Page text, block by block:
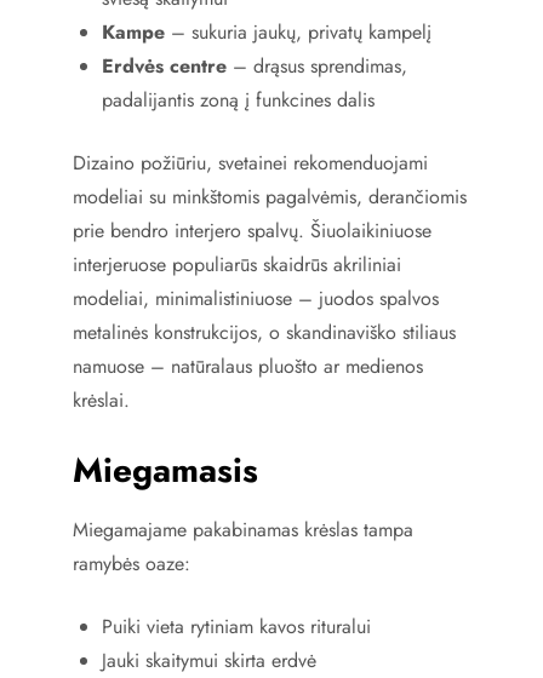
Kampe – sukuria jaukų, privatų kampelį
Erdvės centre – drąsus sprendimas,
padalijantis zoną į funkcines dalis
Dizaino požiūriu, svetainei rekomenduojami
modeliai su minkštomis pagalvėmis, derančiomis
prie bendro interjero spalvų. Šiuolaikiniuose
interjeruose populiarūs skaidrūs akriliniai
modeliai, minimalistiniuose – juodos spalvos
metalinės konstrukcijos, o skandinaviško stiliaus
namuose – natūralaus pluošto ar medienos
krėslai.
Miegamasis
Miegamajame pakabinamas krėslas tampa
ramybės oaze:
Puiki vieta rytiniam kavos rituralui
Jauki skaitymui skirta erdvė